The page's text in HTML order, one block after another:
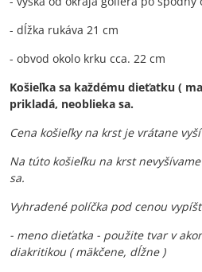
- dĺžka rukáva 21 cm
- obvod okolo krku cca. 22 cm
Košieľka sa každému dieťatku (
prikladá, neoblieka sa.
Cena košieľky na krst je vrátane
Na túto košieľku na krst
sa.
Vyhradené políčka pod cenou
- meno dieťatka - použite tvar v
diakritikou ( mäkčene, dĺžne )